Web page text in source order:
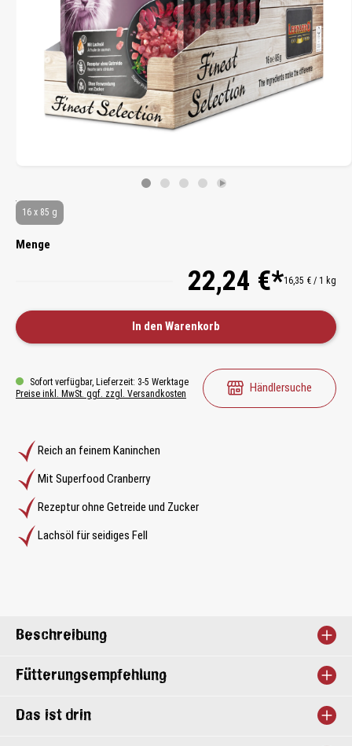
Reich an feinem Kaninchen
Mit Superfood Cranberry
Rezeptur ohne Getreide und Zucker
Lachsöl für seidiges Fell
16 x 85 g
Menge
22,24 €*16,35 € / 1 kg
In den Warenkorb
Sofort verfügbar, Lieferzeit: 3-5 Werktage
Preise inkl. MwSt. ggf. zzgl. Versandkosten
Händlersuche
Beschreibung
Fütterungsempfehlung
Das ist drin